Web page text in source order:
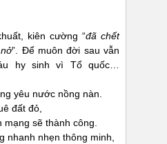
kiên cường “đã chết
”. Để muôn đời sau vẫn
hy sinh vì Tổ quốc…
yêu nước nồng nàn.
đất đỏ,
mạng sẽ thành công.
nhanh nhẹn thông minh,